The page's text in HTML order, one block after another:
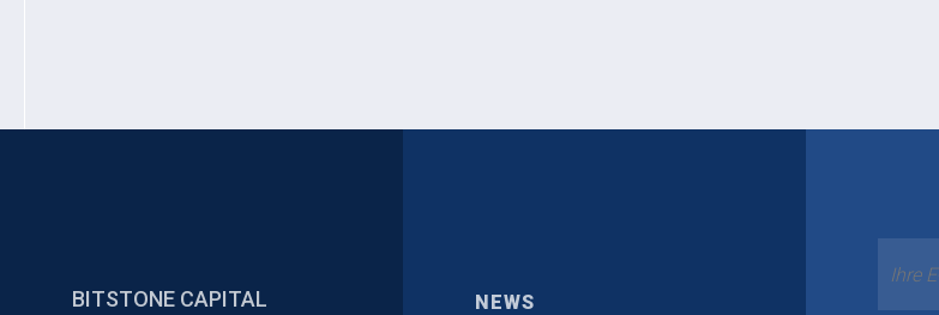
BITSTONE CAPITAL
NEWS